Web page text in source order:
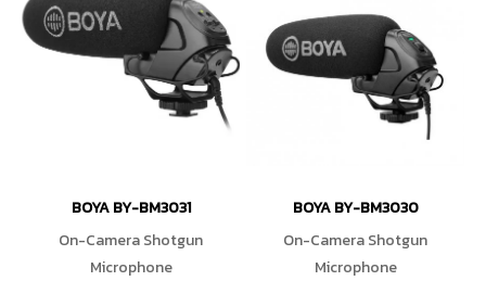
BOYA BY-BM3031
On-Camera Shotgun
Microphone
BOYA BY-BM3030
On-Camera Shotgun
Microphone